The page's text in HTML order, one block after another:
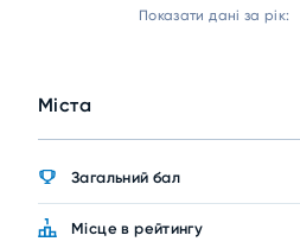
Показати дані за рік:
Міста
Загальний бал
Місце в рейтингу